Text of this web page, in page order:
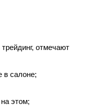
отмечают
в салоне;
этом;